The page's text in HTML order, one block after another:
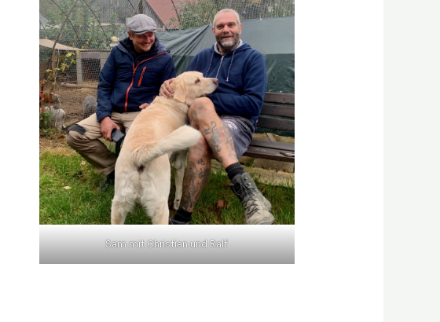
Sam mit Christian und Ralf